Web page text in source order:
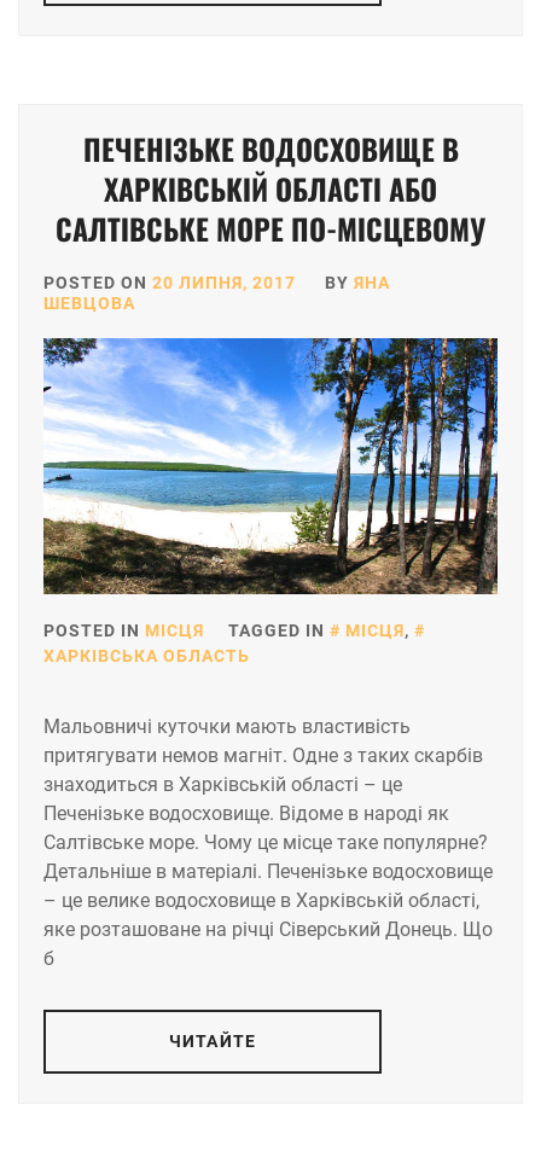
ПЕЧЕНІЗЬКЕ ВОДОСХОВИЩЕ В
ХАРКІВСЬКІЙ ОБЛАСТІ АБО
САЛТІВСЬКЕ МОРЕ ПО-МІСЦЕВОМУ
POSTED ON 20 ЛИПНЯ, 2017 BY ЯНА
ШЕВЦОВА
POSTED IN МІСЦЯ TAGGED IN МІСЦЯ,
ХАРКІВСЬКА ОБЛАСТЬ
Мальовничі куточки мають властивість
притягувати немов магніт. Одне з таких скарбів
знаходиться в Харківській області – це
Печенізьке водосховище. Відоме в народі як
Салтівське море. Чому це місце таке популярне?
Детальніше в матеріалі. Печенізьке водосховище
– це велике водосховище в Харківській області,
яке розташоване на річці Сіверський Донець. Що
б
ЧИТАЙТЕ